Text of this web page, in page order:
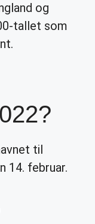
og
tallet som
til
14. februar.